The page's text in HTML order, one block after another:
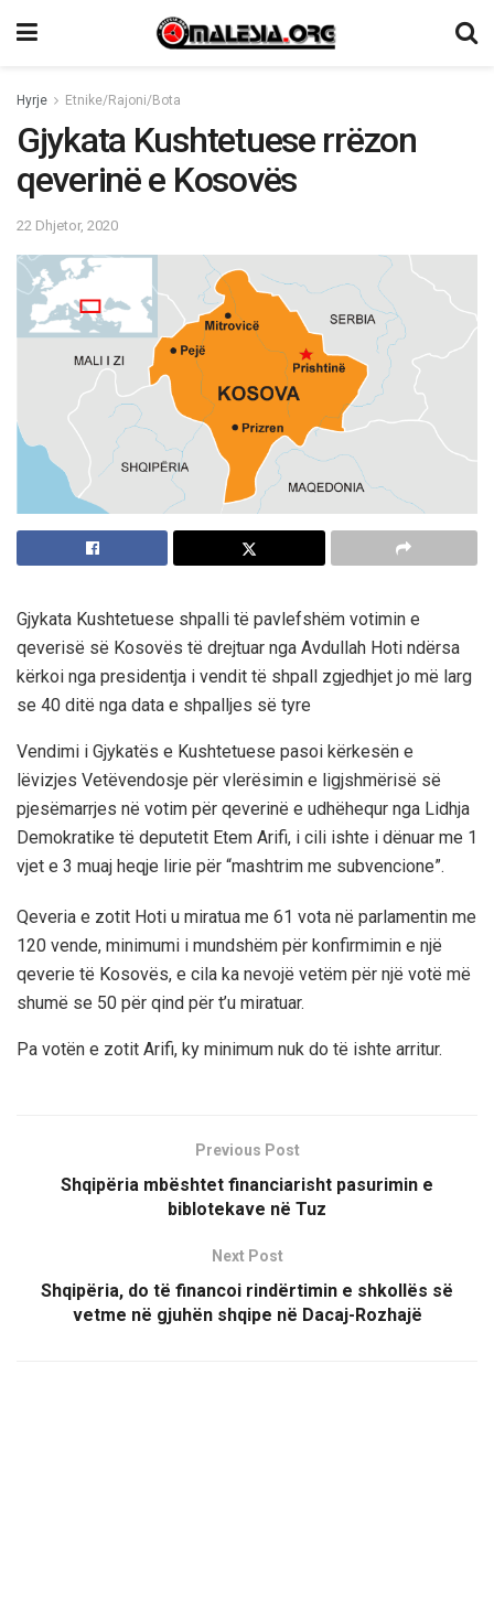
Hyrje Etnike/Rajoni/Bota
Gjykata Kushtetuese rrëzon
qeverinë e Kosovës
22 Dhjetor, 2020
Gjykata Kushtetuese shpalli të pavlefshëm votimin e
qeverisë së Kosovës të drejtuar nga Avdullah Hoti ndërsa
kërkoi nga presidentja i vendit të shpall zgjedhjet jo më larg
se 40 ditë nga data e shpalljes së tyre
Vendimi i Gjykatës e Kushtetuese pasoi kërkesën e
lëvizjes Vetëvendosje për vlerësimin e ligjshmërisë së
pjesëmarrjes në votim për qeverinë e udhëhequr nga Lidhja
Demokratike të deputetit Etem Arifi, i cili ishte i dënuar me 1
vjet e 3 muaj heqje lirie për “mashtrim me subvencione”.
Qeveria e zotit Hoti u miratua me 61 vota në parlamentin me
120 vende, minimumi i mundshëm për konfirmimin e një
qeverie të Kosovës, e cila ka nevojë vetëm për një votë më
shumë se 50 për qind për t’u miratuar.
Pa votën e zotit Arifi, ky minimum nuk do të ishte arritur.
Previous Post
Shqipëria mbështet financiarisht pasurimin e
biblotekave në Tuz
Next Post
Shqipëria, do të financoi rindërtimin e shkollës së
vetme në gjuhën shqipe në Dacaj-Rozhajë